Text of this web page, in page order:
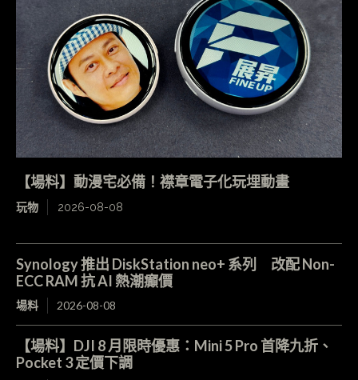
【場料】動漫宅必備！襟章電子化玩埋動畫
玩物 2026-08-08
Synology 推出 DiskStation neo+ 系列 改配 Non-
ECC RAM 抗 AI 熱潮癲價
場料 2026-08-08
【場料】DJI 8 月限時優惠：Mini 5 Pro 首降九折、
Pocket 3 定價下調